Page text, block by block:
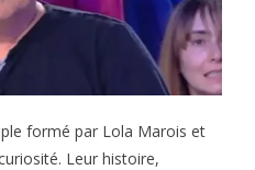
formé par Lola Marois et
Leur histoire,